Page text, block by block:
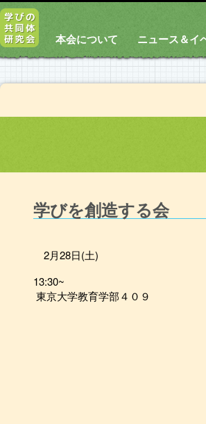
本会について ニュース＆イ
学びを創造する会
2月28日(土)
13:30~
東京大学教育学部４０９